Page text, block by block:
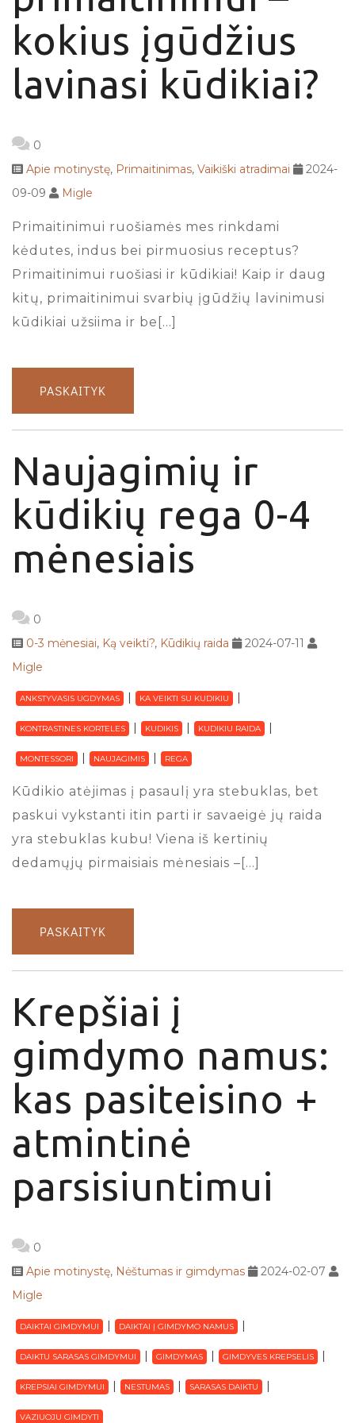
kokius įgūdžius
lavinasi kūdikiai?
0
Apie motinystę, Primaitinimas, Vaikiški atradimai
2024-
09-09
Migle
Primaitinimui ruošiamės mes rinkdami
kėdutes, indus bei pirmuosius receptus?
Primaitinimui ruošiasi ir kūdikiai! Kaip ir daug
kitų, primaitinimui svarbių įgūdžių lavinimusi
kūdikiai užsiima ir be[…]
PASKAITYK
Naujagimių ir
kūdikių rega 0-4
mėnesiais
0
0-3 mėnesiai, Ką veikti?, Kūdikių raida
2024-07-11
Migle
ANKSTYVASIS UGDYMAS KA VEIKTI SU KUDIKIU
KONTRASTINES KORTELES KUDIKIS KUDIKIU RAIDA
MONTESSORI NAUJAGIMIS REGA
Kūdikio atėjimas į pasaulį yra stebuklas, bet
paskui vykstanti itin parti ir savaeigė jų raida
yra stebuklas kubu! Viena iš kertinių
dedamųjų pirmaisiais mėnesiais –[…]
PASKAITYK
Krepšiai į
gimdymo namus:
kas pasiteisino +
atmintinė
parsisiuntimui
0
Apie motinystę, Nėštumas ir gimdymas
2024-02-07
Migle
DAIKTAI GIMDYMUI DAIKTAI Į GIMDYMO NAMUS
DAIKTU SARASAS GIMDYMUI GIMDYMAS GIMDYVES KREPSELIS
KREPSIAI GIMDYMUI NESTUMAS SARASAS DAIKTU
VAZIUOJU GIMDYTI